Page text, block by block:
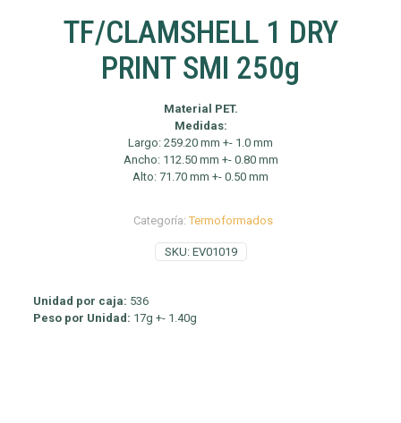
TF/CLAMSHELL 1 DRY
PRINT SMI 250g
Material PET.
Medidas:
Largo: 259.20 mm +- 1.0 mm
Ancho: 112.50 mm +- 0.80 mm
Alto: 71.70 mm +- 0.50 mm
SKU: EV01019
Categoría: Termoformados
Unidad por caja: 536
Peso por Unidad: 17g +- 1.40g